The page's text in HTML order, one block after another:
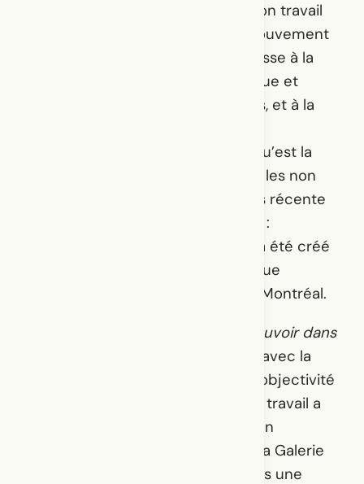
Tiohtiá:ke/Mooniyang/Montréal. Son travail
se concentre sur le langage, le mouvement
et leurs interrelations. Elle s’intéresse à la
puissance étrange, à la fois magique et
ordinaire, de la langue et du corps, et à la
Depuis 2018, elle questionne ce qu’est la
collaboration avec les humains et les non
humains, notamment dans sa plus récente
collaboration avec Erin Robinsong :
qui a été créé
comme un film de danse somatique
webdiffusé en 2021 à Tangente à Montréal.
Se mouvoir dans
(2022), en collaboration avec la
Galerie UQO, remet en question l’objectivité
des archives et de l’archivage. Ce travail a
également donné lieu à l’exposition
(2022) à la Galerie
UQO. Elle s’engage également dans une